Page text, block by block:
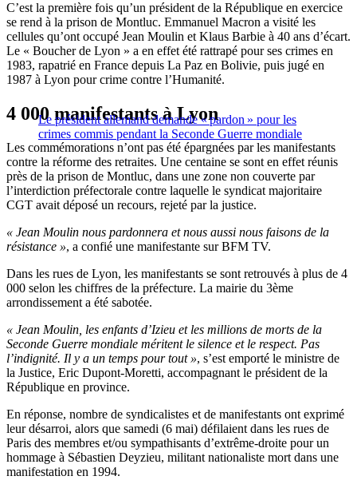
C’est la première fois qu’un président de la République en exercice
se rend à la prison de Montluc. Emmanuel Macron a visité les
cellules qu’ont occupé Jean Moulin et Klaus Barbie à 40 ans d’écart.
Le « Boucher de Lyon » a en effet été rattrapé pour ses crimes en
1983, rapatrié en France depuis La Paz en Bolivie, puis jugé en
1987 à Lyon pour crime contre l’Humanité.
Le président allemand demande « pardon » pour les
crimes commis pendant la Seconde Guerre mondiale
4 000 manifestants à Lyon
Les commémorations n’ont pas été épargnées par les manifestants
contre la réforme des retraites. Une centaine se sont en effet réunis
près de la prison de Montluc, dans une zone non couverte par
l’interdiction préfectorale contre laquelle le syndicat majoritaire
CGT avait déposé un recours, rejeté par la justice.
« Jean Moulin nous pardonnera et nous aussi nous faisons de la
résistance », a confié une manifestante sur BFM TV.
Dans les rues de Lyon, les manifestants se sont retrouvés à plus de 4
000 selon les chiffres de la préfecture. La mairie du 3ème
arrondissement a été sabotée.
« Jean Moulin, les enfants d’Izieu et les millions de morts de la
Seconde Guerre mondiale méritent le silence et le respect. Pas
l’indignité. Il y a un temps pour tout », s’est emporté le ministre de
la Justice, Eric Dupont-Moretti, accompagnant le président de la
République en province.
En réponse, nombre de syndicalistes et de manifestants ont exprimé
leur désarroi, alors que samedi (6 mai) défilaient dans les rues de
Paris des membres et/ou sympathisants d’extrême-droite pour un
hommage à Sébastien Deyzieu, militant nationaliste mort dans une
manifestation en 1994.